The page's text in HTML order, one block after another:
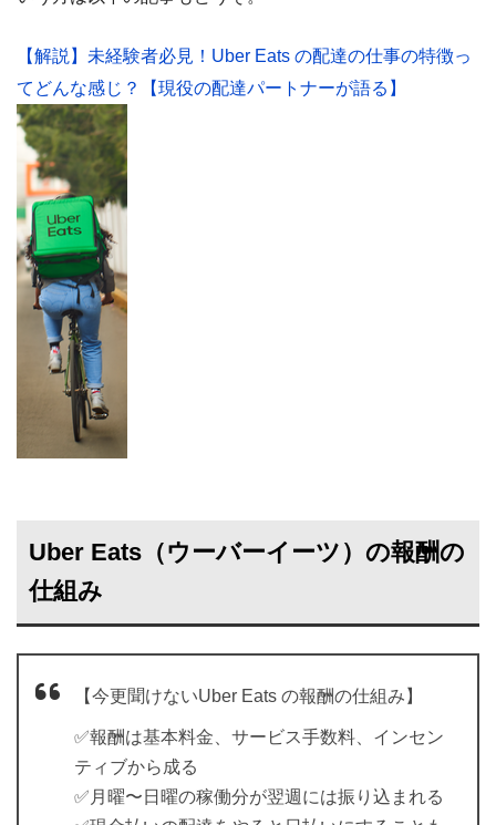
【解説】未経験者必見！Uber Eats の配達の仕事の特徴っ
てどんな感じ？【現役の配達パートナーが語る】
Uber Eats（ウーバーイーツ）の報酬の
仕組み
【今更聞けないUber Eats の報酬の仕組み】
✅報酬は基本料金、サービス手数料、インセン
ティブから成る
✅月曜〜日曜の稼働分が翌週には振り込まれる